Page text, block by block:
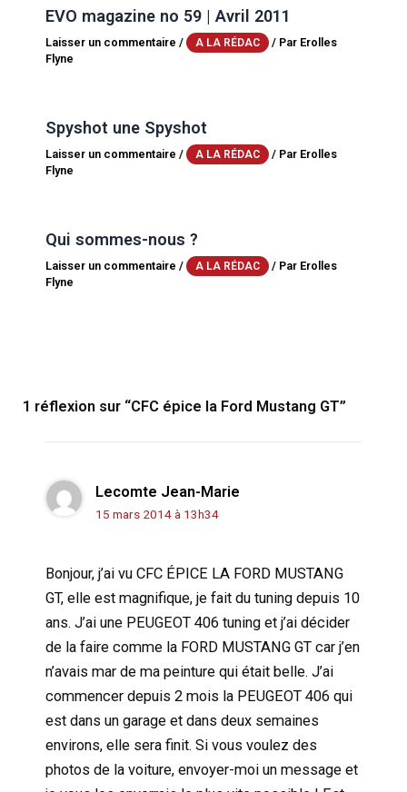
EVO magazine no 59 | Avril 2011
Laisser un commentaire / A LA RÉDAC / Par Erolles
Flyne
Spyshot une Spyshot
Laisser un commentaire / A LA RÉDAC / Par Erolles
Flyne
Qui sommes-nous ?
Laisser un commentaire / A LA RÉDAC / Par Erolles
Flyne
1 réflexion sur “CFC épice la Ford Mustang GT”
Lecomte Jean-Marie
15 mars 2014 à 13h34
Bonjour, j’ai vu CFC ÉPICE LA FORD MUSTANG
GT, elle est magnifique, je fait du tuning depuis 10
ans. J’ai une PEUGEOT 406 tuning et j’ai décider
de la faire comme la FORD MUSTANG GT car j’en
n’avais mar de ma peinture qui était belle. J’ai
commencer depuis 2 mois la PEUGEOT 406 qui
est dans un garage et dans deux semaines
environs, elle sera finit. Si vous voulez des
photos de la voiture, envoyer-moi un message et